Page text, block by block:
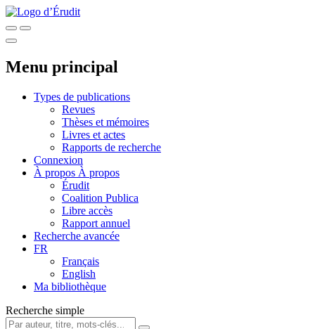
Menu principal
Types de publications
Revues
Thèses et mémoires
Livres et actes
Rapports de recherche
Connexion
À propos À propos
Érudit
Coalition Publica
Libre accès
Rapport annuel
Recherche avancée
FR
Français
English
Ma bibliothèque
Recherche simple